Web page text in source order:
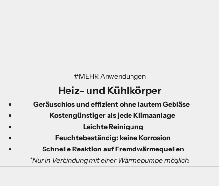
#MEHR Anwendungen
Heiz- und Kühlkörper
Geräuschlos und effizient ohne lautem Gebläse
Kostengünstiger als jede Klimaanlage
Leichte Reinigung
Feuchtebeständig: keine Korrosion
Schnelle Reaktion auf Fremdwärmequellen
*Nur in Verbindung mit einer Wärmepumpe möglich.